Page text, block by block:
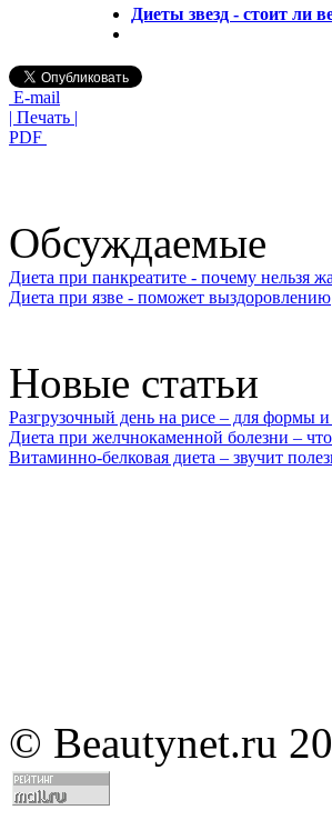
Диеты звезд - стоит ли
E-mail
| Печать |
PDF
Обсуждаемые
Диета при панкреатите - почему нельзя
Диета при язве - поможет выздоровлению
Новые статьи
Разгрузочный день на рисе – для формы и
Диета при желчнокаменной болезни –
Витаминно-белковая диета – звучит
© Beautynet.ru